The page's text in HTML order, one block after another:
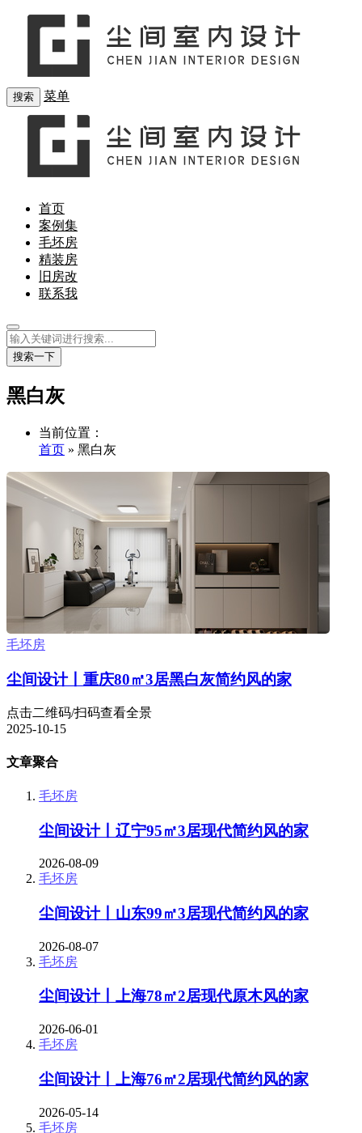
搜索 菜单
首页
案例集
毛坯房
精装房
旧房改
联系我
搜索一下
黑白灰
当前位置：
首页 » 黑白灰
毛坯房
尘间设计丨重庆80㎡3居黑白灰简约风的家
点击二维码/扫码查看全景
2025-10-15
文章聚合
毛坯房
尘间设计丨辽宁95㎡3居现代简约风的家
2026-08-09
毛坯房
尘间设计丨山东99㎡3居现代简约风的家
2026-08-07
毛坯房
尘间设计丨上海78㎡2居现代原木风的家
2026-06-01
毛坯房
尘间设计丨上海76㎡2居现代简约风的家
2026-05-14
毛坯房